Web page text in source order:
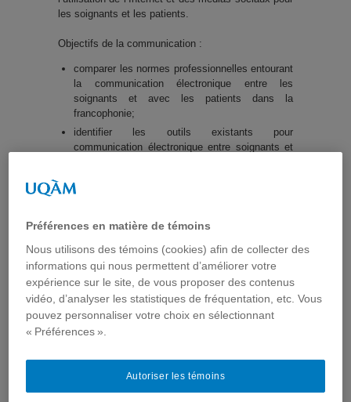
les soignants et les patients.
Objectifs de la communication :
comparer les normes professionnelles entourant
la communication électronique entre les
soignants et avec les patients dans la
francophonie;
identifier les outils existants pour
communication électronique entre soignants et
utiliser un exemple d’outil électronique de
solutions.
Quels sont les enjeux
que soulève
l’utilisation d’Internet
par les soignants?
Préférences en matière de témoins
Nous utilisons des témoins (cookies) afin de collecter des
informations qui nous permettent d’améliorer votre
expérience sur le site, de vous proposer des contenus
vidéo, d’analyser les statistiques de fréquentation, etc. Vous
pouvez personnaliser votre choix en sélectionnant
« Préférences ».
Autoriser les témoins